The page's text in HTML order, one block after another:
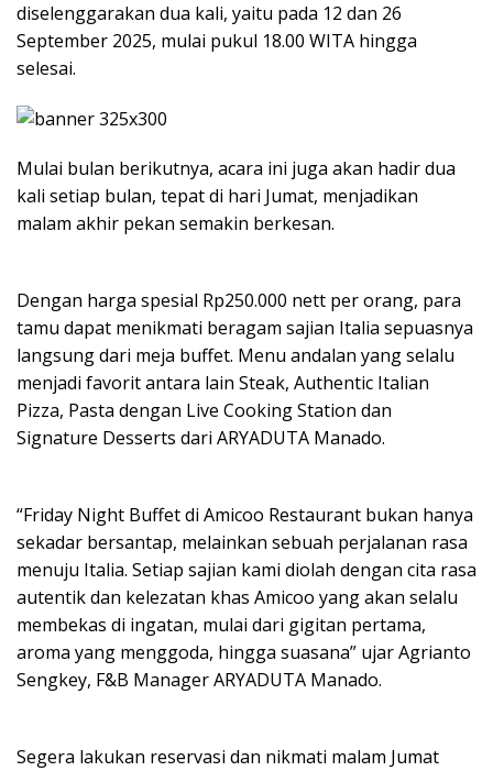
diselenggarakan dua kali, yaitu pada 12 dan 26
September 2025, mulai pukul 18.00 WITA hingga
selesai.
Mulai bulan berikutnya, acara ini juga akan hadir dua
kali setiap bulan, tepat di hari Jumat, menjadikan
malam akhir pekan semakin berkesan.
Dengan harga spesial Rp250.000 nett per orang, para
tamu dapat menikmati beragam sajian Italia sepuasnya
langsung dari meja buffet. Menu andalan yang selalu
menjadi favorit antara lain Steak, Authentic Italian
Pizza, Pasta dengan Live Cooking Station dan
Signature Desserts dari ARYADUTA Manado.
“Friday Night Buffet di Amicoo Restaurant bukan hanya
sekadar bersantap, melainkan sebuah perjalanan rasa
menuju Italia. Setiap sajian kami diolah dengan cita rasa
autentik dan kelezatan khas Amicoo yang akan selalu
membekas di ingatan, mulai dari gigitan pertama,
aroma yang menggoda, hingga suasana” ujar Agrianto
Sengkey, F&B Manager ARYADUTA Manado.
Segera lakukan reservasi dan nikmati malam Jumat